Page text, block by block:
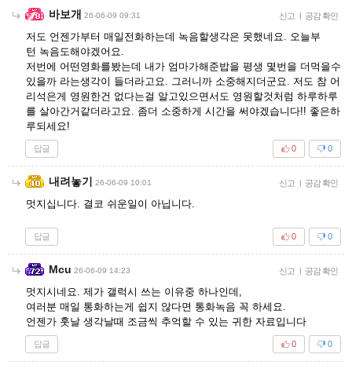
바보개 26-06-09 09:31 신고 | 공감 확인
저도 언젠가부터 매일전화하는데 녹음할생각은 못했네요. 오늘부
턴 녹음도해야겠어요.
저번에 어떤영화를봤는데 내가 엄마가해준밥을 평생 몇번을 더먹을수
있을까 라는생각이 들더라고요. 그러니까 소중해지더군요. 저도 참 어
리석은게 영원한건 없다는걸 알고있으면서도 영원할것처럼 하루하루
를 살아간거같더라고요. 좀더 소중하게 시간을 써야겠습니다!! 좋은하
루되세요!
답글 0
0
내려놓기 26-06-09 10:01 신고 | 공감 확인
멋지십니다. 결코 쉬운일이 아닙니다.
답글 0
0
Mcu 26-06-09 14:23 신고 | 공감 확인
멋지시네요. 제가 갤럭시 쓰는 이유중 하나인데,
여러분 매일 통화하는게 쉽지 않다면 통화녹음 꼭 하세요.
언젠가 훗날 생각날때 조금씩 추억할 수 있는 귀한 자료입니다
답글 0
0